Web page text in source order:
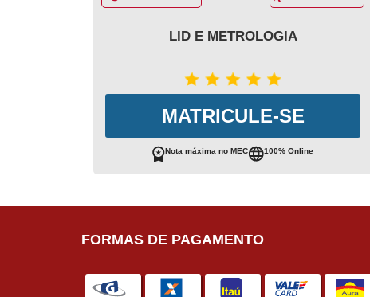
LID E METROLOGIA
MATRICULE-SE
Nota máxima no MEC 100% Online
FORMAS DE PAGAMENTO